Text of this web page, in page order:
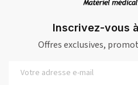
Inscrivez-vous
Offres exclusives,